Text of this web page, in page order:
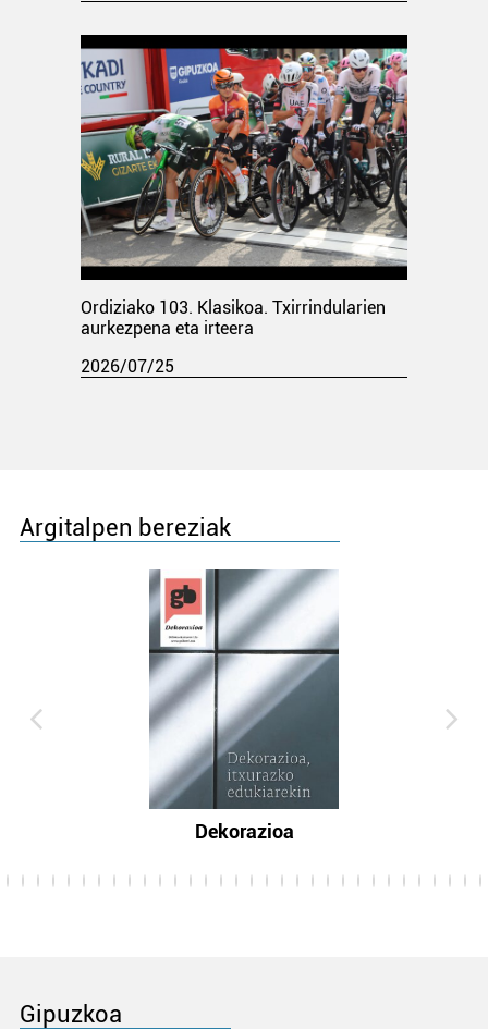
Ordiziako 103. Klasikoa. Txirrindularien
aurkezpena eta irteera
2026/07/25
Argitalpen bereziak
Dekorazioa
Gipuzkoa